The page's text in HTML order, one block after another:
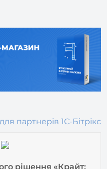
рішення «Крайт:
зможете запустити